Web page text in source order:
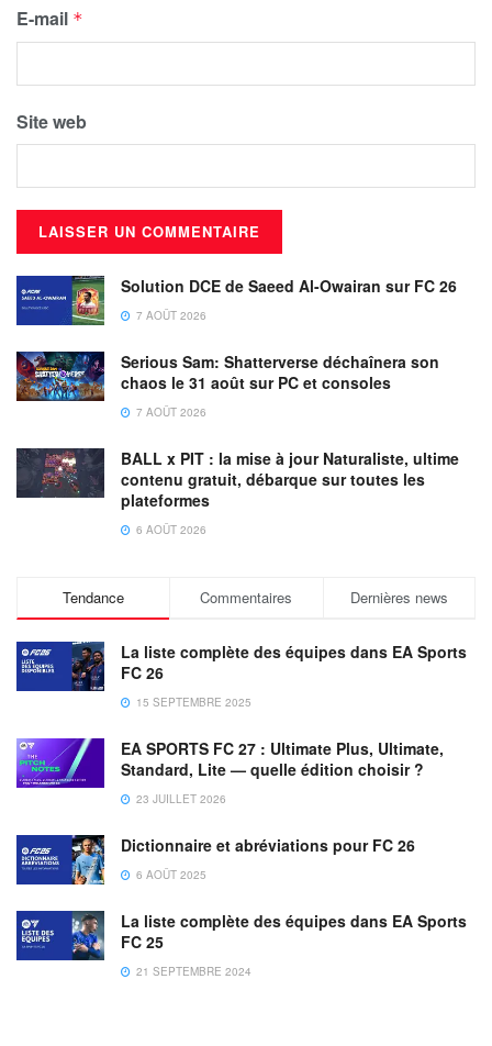
E-mail *
Site web
Solution DCE de Saeed Al-Owairan sur FC 26
7 AOÛT 2026
Serious Sam: Shatterverse déchaînera son
chaos le 31 août sur PC et consoles
7 AOÛT 2026
BALL x PIT : la mise à jour Naturaliste, ultime
contenu gratuit, débarque sur toutes les
plateformes
6 AOÛT 2026
Tendance Commentaires Dernières news
La liste complète des équipes dans EA Sports
FC 26
15 SEPTEMBRE 2025
EA SPORTS FC 27 : Ultimate Plus, Ultimate,
Standard, Lite — quelle édition choisir ?
23 JUILLET 2026
Dictionnaire et abréviations pour FC 26
6 AOÛT 2025
La liste complète des équipes dans EA Sports
FC 25
21 SEPTEMBRE 2024